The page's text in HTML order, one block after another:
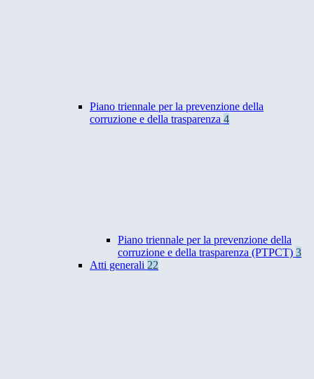
Piano triennale per la prevenzione della
corruzione e della trasparenza 4
Piano triennale per la prevenzione della
corruzione e della trasparenza (PTPCT) 3
Atti generali 22